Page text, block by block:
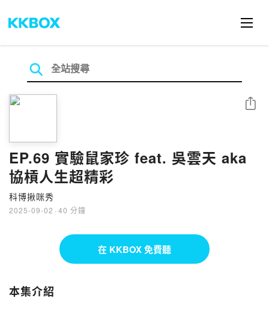
EP.69 實驗鼠家珍 feat. 吳雲天 aka
協槓人生超精彩
科博揪咪秀
2025-09-02 · 40 分鐘
分享
在 KKBOX 免費聽
本集介紹